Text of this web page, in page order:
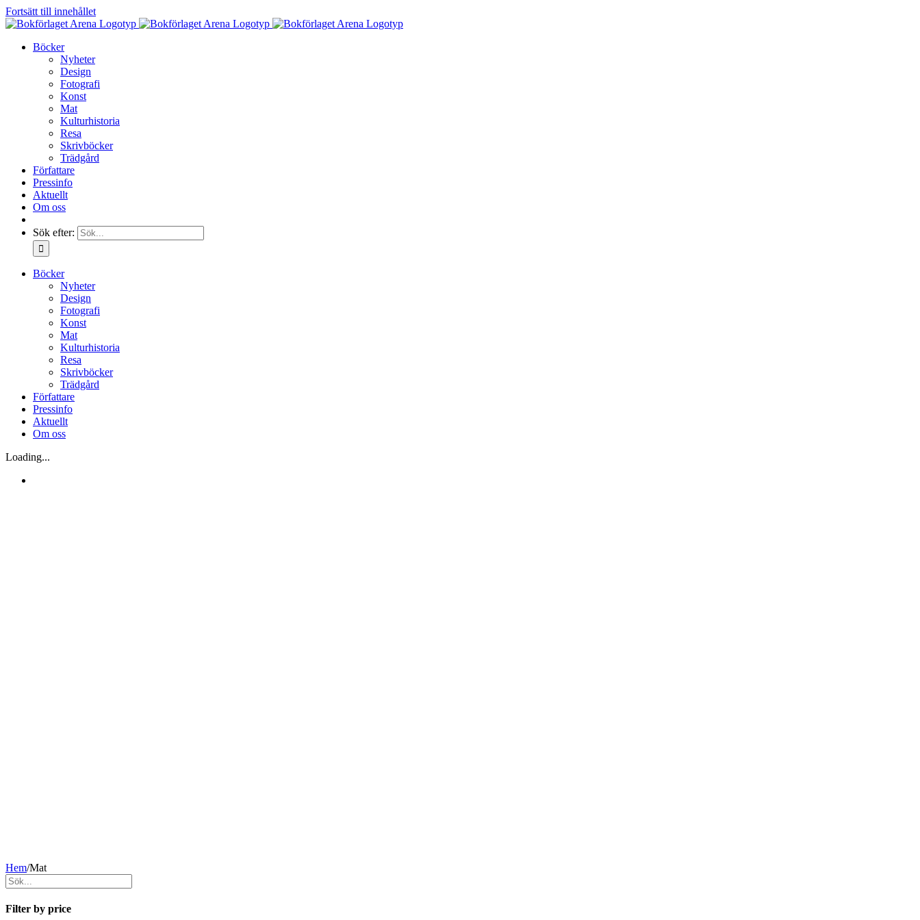
Fortsätt till innehållet
Böcker
Nyheter
Design
Fotografi
Konst
Mat
Kulturhistoria
Resa
Skrivböcker
Trädgård
Författare
Pressinfo
Aktuellt
Om oss
Sök efter:
Böcker
Nyheter
Design
Fotografi
Konst
Mat
Kulturhistoria
Resa
Skrivböcker
Trädgård
Författare
Pressinfo
Aktuellt
Om oss
Loading...
Hem/Mat
Filter by price